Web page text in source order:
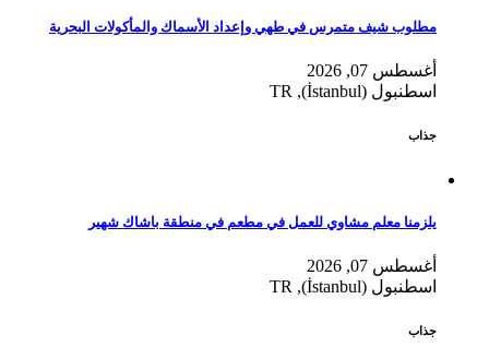
مطلوب شيف متمرس في طهي وإعداد الأسماك والمأكولات البحرية
أغسطس 07, 2026
اسطنبول (İstanbul), TR
جذاب
يلزمنا معلم مشاوي للعمل في مطعم في منطقة باشاك شهير
أغسطس 07, 2026
اسطنبول (İstanbul), TR
جذاب